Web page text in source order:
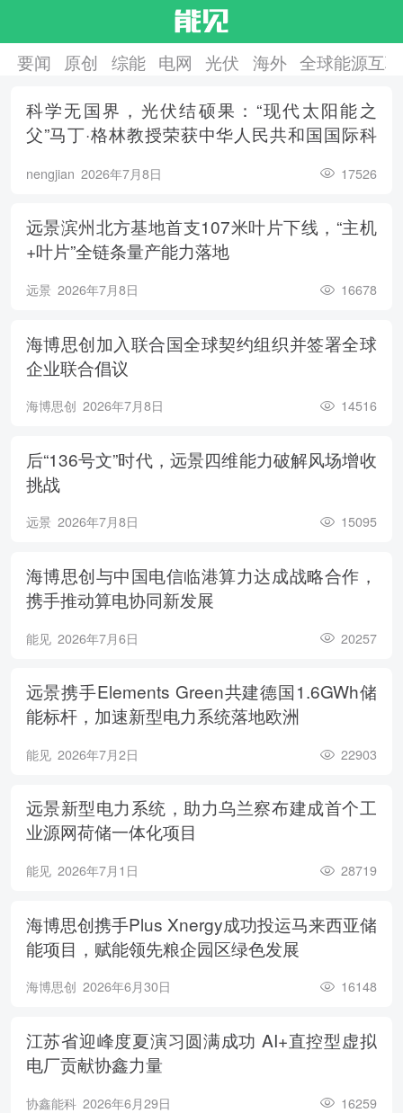
要闻 原创 综能 电网 光伏 海外 全球能源互
科学无国界，光伏结硕果：“现代太阳能之
父”马丁·格林教授荣获中华人民共和国国际科
nengjian 2026年7月8日 17526
远景滨州北方基地首支107米叶片下线，“主机
+叶片”全链条量产能力落地
远景 2026年7月8日 16678
海博思创加入联合国全球契约组织并签署全球
企业联合倡议
海博思创 2026年7月8日 14516
后“136号文”时代，远景四维能力破解风场增收
挑战
远景 2026年7月8日 15095
海博思创与中国电信临港算力达成战略合作，
携手推动算电协同新发展
能见 2026年7月6日 20257
远景携手Elements Green共建德国1.6GWh储
能标杆，加速新型电力系统落地欧洲
能见 2026年7月2日 22903
远景新型电力系统，助力乌兰察布建成首个工
业源网荷储一体化项目
能见 2026年7月1日 28719
海博思创携手Plus Xnergy成功投运马来西亚储
能项目，赋能领先粮企园区绿色发展
海博思创 2026年6月30日 16148
江苏省迎峰度夏演习圆满成功 AI+直控型虚拟
电厂贡献协鑫力量
协鑫能科 2026年6月29日 16259